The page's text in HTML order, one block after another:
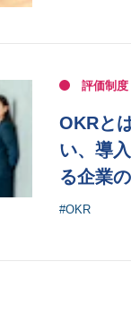
評価制度
OKRと
い、導
る企業
#OKR